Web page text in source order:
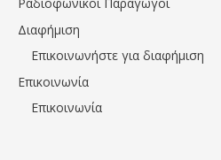
Διαφήμιση
Επικοινωνήστε για διαφήμιση
Επικοινωνία
Επικοινωνία